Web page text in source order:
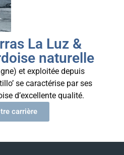
La Luz &
naturelle
et exploitée depuis
se caractérise par ses
d’excellente qualité.
carrière